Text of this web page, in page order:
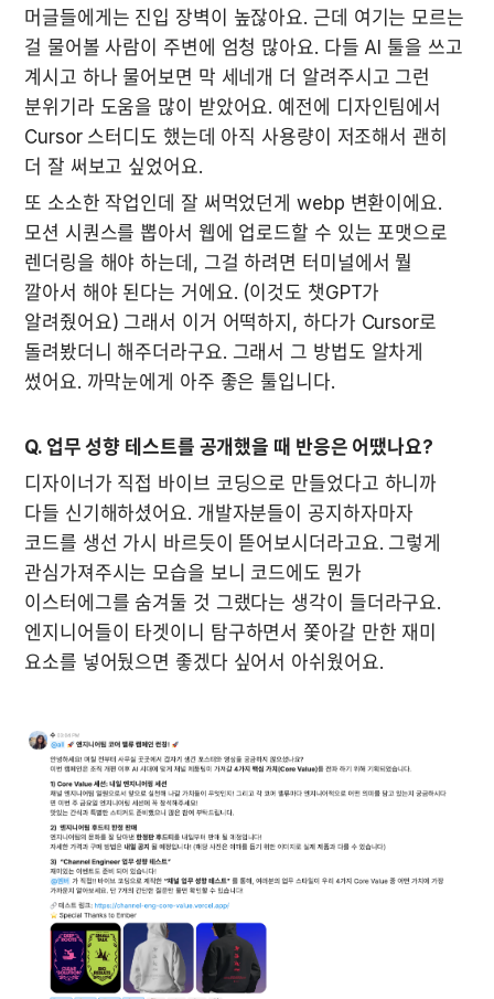
머글들에게는 진입 장벽이 높잖아요. 근데 여기는 모르는
걸 물어볼 사람이 주변에 엄청 많아요. 다들 AI 툴을 쓰고
계시고 하나 물어보면 막 세네개 더 알려주시고 그런
분위기라 도움을 많이 받았어요. 예전에 디자인팀에서
Cursor 스터디도 했는데 아직 사용량이 저조해서 괜히
더 잘 써보고 싶었어요.
또 소소한 작업인데 잘 써먹었던게 webp 변환이에요.
모션 시퀀스를 뽑아서 웹에 업로드할 수 있는 포맷으로
렌더링을 해야 하는데, 그걸 하려면 터미널에서 뭘
깔아서 해야 된다는 거에요. (이것도 챗GPT가
알려줬어요) 그래서 이거 어떡하지, 하다가 Cursor로
돌려봤더니 해주더라구요. 그래서 그 방법도 알차게
썼어요. 까막눈에게 아주 좋은 툴입니다.
Q. 업무 성향 테스트를 공개했을 때 반응은 어땠나요?
디자이너가 직접 바이브 코딩으로 만들었다고 하니까
다들 신기해하셨어요. 개발자분들이 공지하자마자
코드를 생선 가시 바르듯이 뜯어보시더라고요. 그렇게
관심가져주시는 모습을 보니 코드에도 뭔가
이스터에그를 숨겨둘 것 그랬다는 생각이 들더라구요.
엔지니어들이 타겟이니 탐구하면서 쫓아갈 만한 재미
요소를 넣어뒀으면 좋겠다 싶어서 아쉬웠어요.